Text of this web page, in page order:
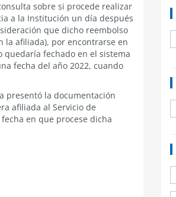
sobre si procede realizar
a la Institución un día después
que dicho reembolso
la afiliada), por encontrarse en
quedaría fechado en el sistema
fecha del año 2022, cuando
presentó la documentación
afiliada al Servicio de
en que procese dicha